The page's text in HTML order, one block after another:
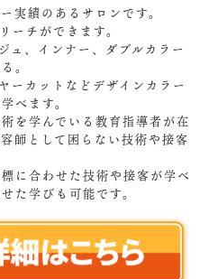
実績のあるサロンです。
ーチができます。
ュ、インナー、ダブルカラー
。
ーカットなどデザインカラー
べます。
を学んでいる教育指導者が在
師として困らない技術や接客
に合わせた技術や接客が学べ
た学びも可能です。